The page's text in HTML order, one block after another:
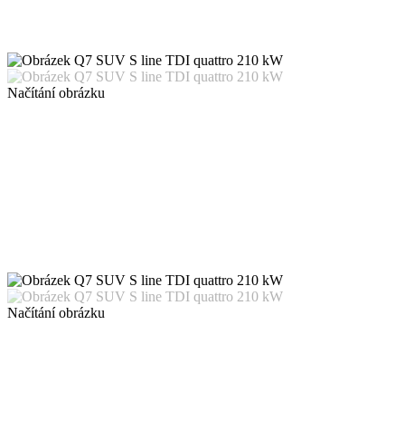
Načítání obrázku
Načítání obrázku